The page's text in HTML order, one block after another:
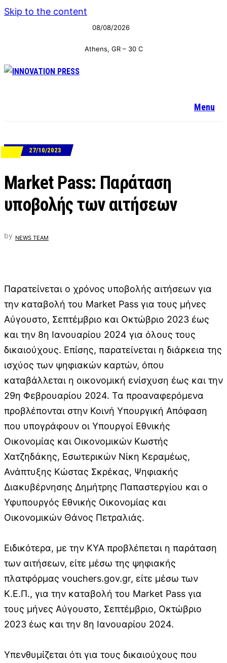
Skip to the content
08/08/2026
Athens, GR – 30 C
Menu
27/10/2023
Μarket Pass: Παράταση
υποβολής των αιτήσεων
by NEWS TEAM
Παρατείνεται ο χρόνος υποβολής αιτήσεων για
την καταβολή του Market Pass για τους μήνες
Αύγουστο, Σεπτέμβριο και Οκτώβριο 2023 έως
και την 8η Ιανουαρίου 2024 για όλους τους
δικαιούχους. Επίσης, παρατείνεται η διάρκεια της
ισχύος των ψηφιακών καρτών, όπου
καταβάλλεται η οικονομική ενίσχυση έως και την
29η Φεβρουαρίου 2024. Τα προαναφερόμενα
προβλέπονται στην Κοινή Υπουργική Απόφαση
που υπογράφουν οι Υπουργοί Εθνικής
Οικονομίας και Οικονομικών Κωστής
Χατζηδάκης, Εσωτερικών Νίκη Κεραμέως,
Ανάπτυξης Κώστας Σκρέκας, Ψηφιακής
Διακυβέρνησης Δημήτρης Παπαστεργίου και ο
Υφυπουργός Εθνικής Οικονομίας και
Οικονομικών Θάνος Πετραλιάς.
Ειδικότερα, με την ΚΥΑ προβλέπεται η παράταση
των αιτήσεων, είτε μέσω της ψηφιακής
πλατφόρμας vouchers.gov.gr, είτε μέσω των
Κ.Ε.Π., για την καταβολή του Market Pass για
τους μήνες Αύγουστο, Σεπτέμβριο, Οκτώβριο
2023 έως και την 8η Ιανουαρίου 2024.
Υπενθυμίζεται ότι για τους δικαιούχους που